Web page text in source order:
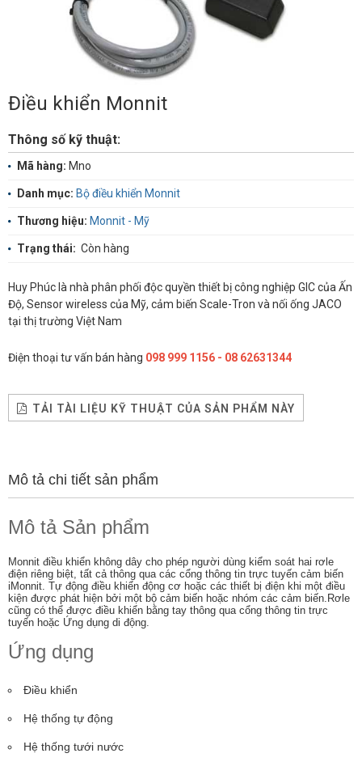
Điều khiển Monnit
Thông số kỹ thuật:
Mã hàng: Mno
Danh mục: Bộ điều khiển Monnit
Thương hiệu: Monnit - Mỹ
Trạng thái: Còn hàng
Huy Phúc là nhà phân phối độc quyền thiết bị công nghiệp GIC của Ấn
Độ, Sensor wireless của Mỹ, cảm biến Scale-Tron và nối ống JACO
tại thị trường Việt Nam
Điện thoại tư vấn bán hàng 098 999 1156 - 08 62631344
TẢI TÀI LIỆU KỸ THUẬT CỦA SẢN PHẨM NÀY
Mô tả chi tiết sản phẩm
Mô tả Sản phẩm
Monnit điều khiển không dây cho phép người dùng kiểm soát hai rơle
điện riêng biệt, tất cả thông qua các cổng thông tin trực tuyến cảm biến
iMonnit. Tự động điều khiển động cơ hoặc các thiết bị điện khi một điều
kiện được phát hiện bởi một bộ cảm biến hoặc nhóm các cảm biến. Rơle
cũng có thể được điều khiển bằng tay thông qua cổng thông tin trực
tuyến hoặc Ứng dụng di động.
Ứng dụng
Điều khiển
Hệ thống tự động
Hệ thống tưới nước